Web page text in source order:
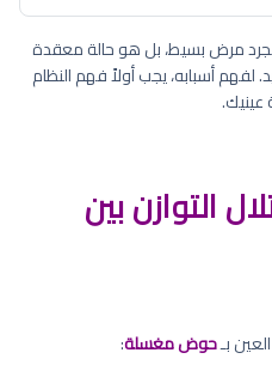
مجرد مرض بسيط، بل هو حالة معقدة
لفهم أسبابه، يجب أولاً فهم النظام
التوازن بين
بـحوض مغسلة: